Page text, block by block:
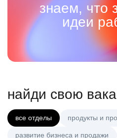
знаем, что
идеи
найди свою
все отделы продукты и
развитие бизнеса и продажи